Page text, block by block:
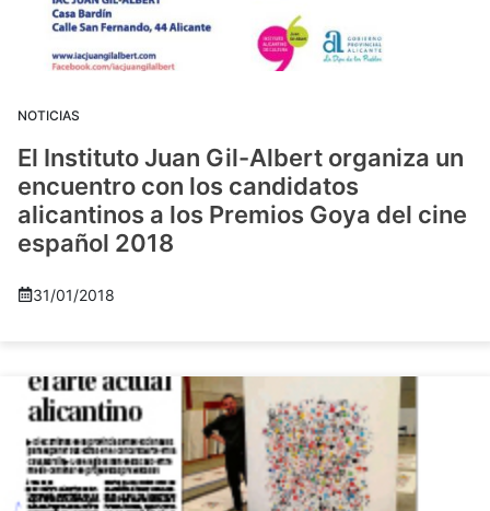
NOTICIAS
El Instituto Juan Gil-Albert organiza un
encuentro con los candidatos
alicantinos a los Premios Goya del cine
español 2018
31/01/2018